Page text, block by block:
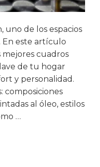
uno de los espacios
En este artículo
cuadros
de tu hogar
y personalidad.
composiciones
al óleo, estilos
…